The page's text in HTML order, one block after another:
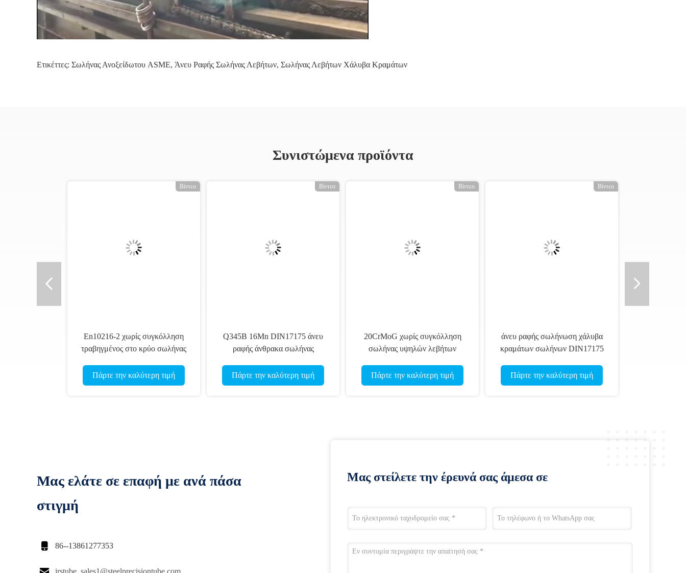
Ετικέττες: Σωλήνας Ανοξείδωτου ASME, Άνευ Ραφής Σωλήνας Λεβήτων, Σωλήνας Λεβήτων Χάλυβα Κραμάτων
Συνιστώμενα προϊόντα
Βίντεο
En10216-2 χωρίς συγκόλληση
τραβηγμένος στο κρύο σωλήνας
κραμάτων, 88.9mmOD
Πάρτε την καλύτερη τιμή
Βίντεο
Q345B 16Mn DIN17175 άνευ
ραφής άνθρακα σωλήνας
κρύος
Πάρτε την καλύτερη τιμή
Βίντεο
20CrMoG χωρίς συγκόλληση
σωλήνας υψηλών λεβήτων
χάλυβα κραμάτων
Πάρτε την καλύτερη τιμή
Βίντεο
άνευ ραφής σωλήνωση χάλυβα
κραμάτων σωλήνων DIN17175
15CrMoG
Πάρτε την καλύτερη τιμή
Μας ελάτε σε επαφή με ανά πάσα
στιγμή
 86--13861277353
jrstube_sales1@steelprecisiontube.com
Μας στείλετε την έρευνά σας άμεσα σε